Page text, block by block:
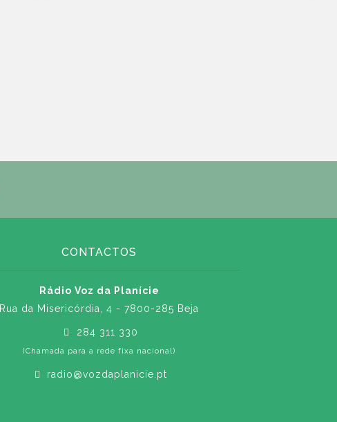
CONTACTOS
Rádio Voz da Planície
Rua da Misericórdia, 4 - 7800-285 Beja
284 311 330
(Chamada para a rede fixa nacional)
radio@vozdaplanicie.pt